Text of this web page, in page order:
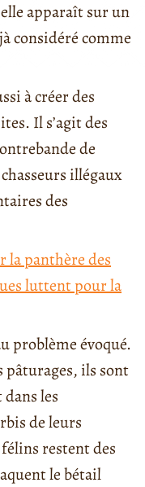
apparaît sur un
considéré comme
à créer des
Il s’agit des
de
illégaux
des
la panthère des
luttent pour la
problème évoqué.
pâturages, ils sont
les
de leurs
restent des
le bétail